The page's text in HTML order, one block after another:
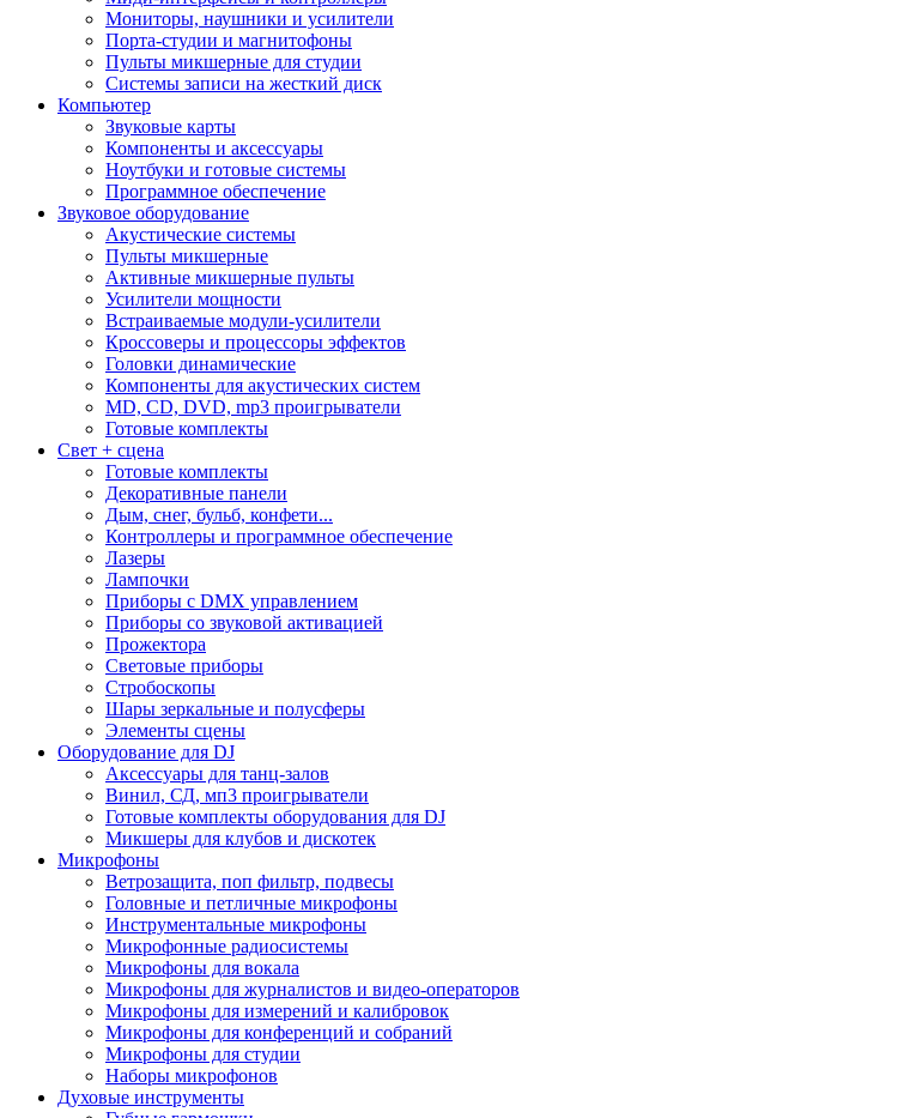
Мониторы, наушники и усилители
Порта-студии и магнитофоны
Пульты микшерные для студии
Системы записи на жесткий диск
Компьютер
Звуковые карты
Компоненты и аксессуары
Ноутбуки и готовые системы
Программное обеспечение
Звуковое оборудование
Акустические системы
Пульты микшерные
Активные микшерные пульты
Усилители мощности
Встраиваемые модули-усилители
Кроссоверы и процессоры эффектов
Головки динамические
Компоненты для акустических систем
MD, CD, DVD, mp3 проигрыватели
Готовые комплекты
Свет + сцена
Готовые комплекты
Декоративные панели
Дым, снег, бульб, конфети...
Контроллеры и программное обеспечение
Лазеры
Лампочки
Приборы с DMX управлением
Приборы со звуковой активацией
Прожектора
Световые приборы
Стробоскопы
Шары зеркальные и полусферы
Элементы сцены
Оборудование для DJ
Аксессуары для танц-залов
Винил, СД, мп3 проигрыватели
Готовые комплекты оборудования для DJ
Микшеры для клубов и дискотек
Микрофоны
Ветрозащита, поп фильтр, подвесы
Головные и петличные микрофоны
Инструментальные микрофоны
Микрофонные радиосистемы
Микрофоны для вокала
Микрофоны для журналистов и видео-операторов
Микрофоны для измерений и калибровок
Микрофоны для конференций и собраний
Микрофоны для студии
Наборы микрофонов
Духовые инструменты